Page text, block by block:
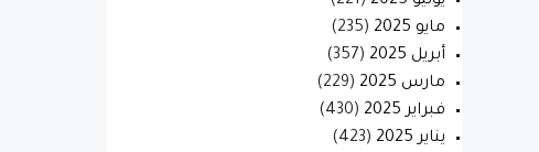
مايو 2025
(235)
أبريل 2025
(357)
مارس 2025
(229)
فبراير 2025
(430)
يناير 2025
(423)